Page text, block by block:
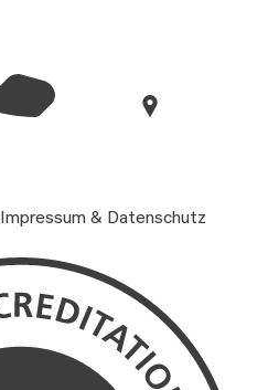
Impressum & Datenschutz